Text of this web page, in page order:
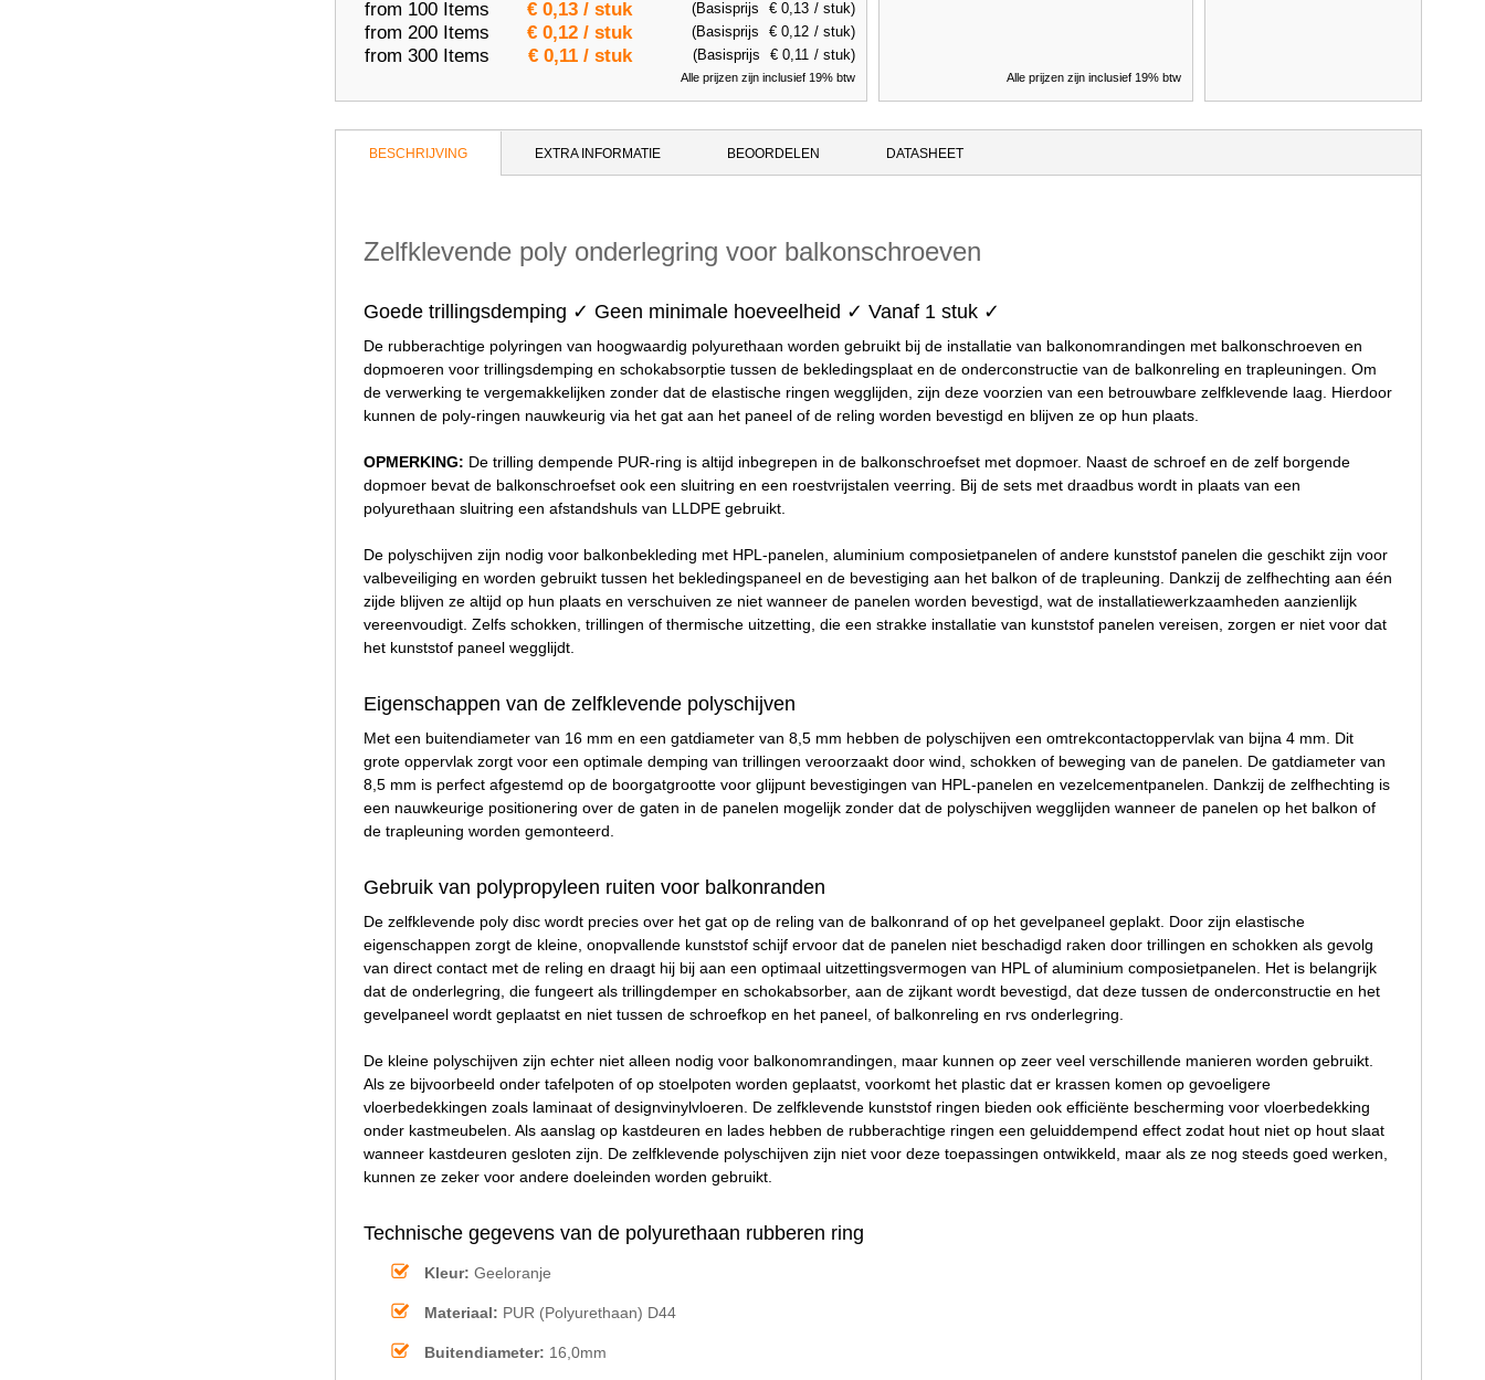
from 100 Items € 0,13 / stuk (Basisprijs € 0,13 / stuk)
from 200 Items € 0,12 / stuk (Basisprijs € 0,12 / stuk)
from 300 Items € 0,11 / stuk (Basisprijs € 0,11 / stuk)
Alle prijzen zijn inclusief 19% btw Alle prijzen zijn inclusief 19% btw
BESCHRIJVING EXTRA INFORMATIE BEOORDELEN DATASHEET
Zelfklevende poly onderlegring voor balkonschroeven
Goede trillingsdemping ✓ Geen minimale hoeveelheid ✓ Vanaf 1 stuk ✓
De rubberachtige polyringen van hoogwaardig polyurethaan worden gebruikt bij de installatie van balkonomrandingen met balkonschroeven en
dopmoeren voor trillingsdemping en schokabsorptie tussen de bekledingsplaat en de onderconstructie van de balkonreling en trapleuningen. Om
de verwerking te vergemakkelijken zonder dat de elastische ringen wegglijden, zijn deze voorzien van een betrouwbare zelfklevende laag. Hierdoor
kunnen de poly-ringen nauwkeurig via het gat aan het paneel of de reling worden bevestigd en blijven ze op hun plaats.
OPMERKING: De trilling dempende PUR-ring is altijd inbegrepen in de balkonschroefset met dopmoer. Naast de schroef en de zelf borgende
dopmoer bevat de balkonschroefset ook een sluitring en een roestvrijstalen veerring. Bij de sets met draadbus wordt in plaats van een
polyurethaan sluitring een afstandshuls van LLDPE gebruikt.
De polyschijven zijn nodig voor balkonbekleding met HPL-panelen, aluminium composietpanelen of andere kunststof panelen die geschikt zijn voor
valbeveiliging en worden gebruikt tussen het bekledingspaneel en de bevestiging aan het balkon of de trapleuning. Dankzij de zelfhechting aan één
zijde blijven ze altijd op hun plaats en verschuiven ze niet wanneer de panelen worden bevestigd, wat de installatiewerkzaamheden aanzienlijk
vereenvoudigt. Zelfs schokken, trillingen of thermische uitzetting, die een strakke installatie van kunststof panelen vereisen, zorgen er niet voor dat
het kunststof paneel wegglijdt.
Eigenschappen van de zelfklevende polyschijven
Met een buitendiameter van 16 mm en een gatdiameter van 8,5 mm hebben de polyschijven een omtrekcontactoppervlak van bijna 4 mm. Dit
grote oppervlak zorgt voor een optimale demping van trillingen veroorzaakt door wind, schokken of beweging van de panelen. De gatdiameter van
8,5 mm is perfect afgestemd op de boorgatgrootte voor glijpunt bevestigingen van HPL-panelen en vezelcementpanelen. Dankzij de zelfhechting is
een nauwkeurige positionering over de gaten in de panelen mogelijk zonder dat de polyschijven wegglijden wanneer de panelen op het balkon of
de trapleuning worden gemonteerd.
Gebruik van polypropyleen ruiten voor balkonranden
De zelfklevende poly disc wordt precies over het gat op de reling van de balkonrand of op het gevelpaneel geplakt. Door zijn elastische
eigenschappen zorgt de kleine, onopvallende kunststof schijf ervoor dat de panelen niet beschadigd raken door trillingen en schokken als gevolg
van direct contact met de reling en draagt hij bij aan een optimaal uitzettingsvermogen van HPL of aluminium composietpanelen. Het is belangrijk
dat de onderlegring, die fungeert als trillingdemper en schokabsorber, aan de zijkant wordt bevestigd, dat deze tussen de onderconstructie en het
gevelpaneel wordt geplaatst en niet tussen de schroefkop en het paneel, of balkonreling en rvs onderlegring.
De kleine polyschijven zijn echter niet alleen nodig voor balkonomrandingen, maar kunnen op zeer veel verschillende manieren worden gebruikt.
Als ze bijvoorbeeld onder tafelpoten of op stoelpoten worden geplaatst, voorkomt het plastic dat er krassen komen op gevoeligere
vloerbedekkingen zoals laminaat of designvinylvloeren. De zelfklevende kunststof ringen bieden ook efficiënte bescherming voor vloerbedekking
onder kastmeubelen. Als aanslag op kastdeuren en lades hebben de rubberachtige ringen een geluiddempend effect zodat hout niet op hout slaat
wanneer kastdeuren gesloten zijn. De zelfklevende polyschijven zijn niet voor deze toepassingen ontwikkeld, maar als ze nog steeds goed werken,
kunnen ze zeker voor andere doeleinden worden gebruikt.
Technische gegevens van de polyurethaan rubberen ring
Kleur: Geeloranje
Materiaal: PUR (Polyurethaan) D44
Buitendiameter: 16,0mm